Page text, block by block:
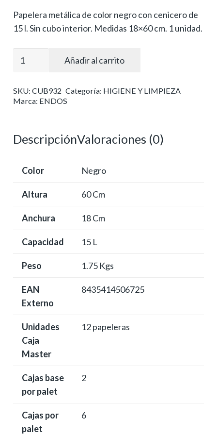
Papelera metálica de color negro con cenicero de
15 l. Sin cubo interior. Medidas 18×60 cm. 1 unidad.
cenicero
Añadir al carrito
SKU: CUB932 Categoría: HIGIENE Y LIMPIEZA
Marca: ENDOS
DescripciónValoraciones (0)
Color Negro
Altura 60 Cm
Anchura 18 Cm
Capacidad 15 L
Peso 1.75 Kgs
EAN
Externo
8435414506725
Unidades
Caja
Master
12 papeleras
Cajas base
por palet
2
Cajas por
palet
6